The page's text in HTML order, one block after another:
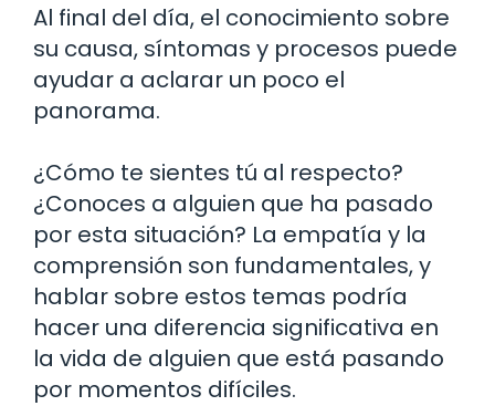
Al final del día, el conocimiento sobre
su causa, síntomas y procesos puede
ayudar a aclarar un poco el
panorama.
¿Cómo te sientes tú al respecto?
¿Conoces a alguien que ha pasado
por esta situación? La empatía y la
comprensión son fundamentales, y
hablar sobre estos temas podría
hacer una diferencia significativa en
la vida de alguien que está pasando
por momentos difíciles.